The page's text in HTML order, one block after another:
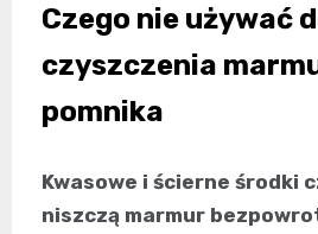
Czego nie używać
czyszczenia
pomnika
Kwasowe i ścierne środki
niszczą marmur